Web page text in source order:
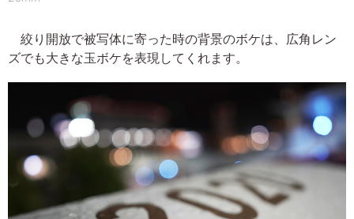
絞り開放で被写体に寄った時の背景のボケは、広角レン
ズでも大きな玉ボケを表現してくれます。